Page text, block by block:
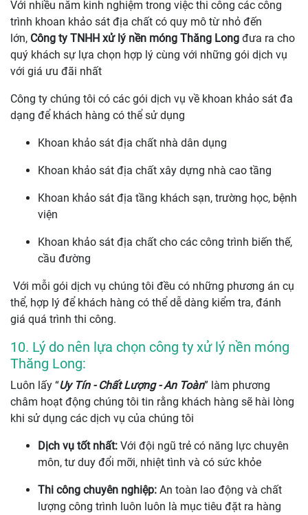
Với nhiều năm kinh nghiệm trong việc thi công các công
trình khoan khảo sát địa chất có quy mô từ nhỏ đến
lớn, Công ty TNHH xử lý nền móng Thăng Long đưa ra cho
quý khách sự lựa chọn hợp lý cùng với những gói dịch vụ
với giá ưu đãi nhất
Công ty chúng tôi có các gói dịch vụ về khoan khảo sát đa
dạng để khách hàng có thể sử dụng
Khoan khảo sát địa chất nhà dân dụng
Khoan khảo sát địa chất xây dựng nhà cao tầng
Khoan khảo sát địa tầng khách sạn, trường học, bệnh
viện
Khoan khảo sát địa chất cho các công trình biến thế,
cầu đường
Với mỗi gói dịch vụ chúng tôi đều có những phương án cụ
thể, hợp lý để khách hàng có thể dễ dàng kiểm tra, đánh
giá quá trình thi công.
10. Lý do nên lựa chọn công ty xử lý nền móng
Thăng Long:
Luôn lấy “Uy Tín - Chất Lượng - An Toàn” làm phương
châm hoạt động chúng tôi tin rằng khách hàng sẽ hài lòng
khi sử dụng các dịch vụ của chúng tôi
Dịch vụ tốt nhất: Với đội ngũ trẻ có năng lực chuyên
môn, tư duy đổi mỡi, nhiệt tình và có sức khỏe
Thi công chuyên nghiệp: An toàn lao động và chất
lượng công trình luôn luôn là mục tiêu đặt ra hàng